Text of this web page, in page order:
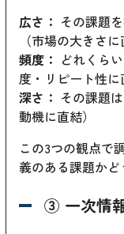
広さ： その課題
（市場の大きさに
頻度： どれくら
度・リピート性に
深さ： その課題
動機に直結）
この3つの観点で
義のある課題かど
③ 一次情